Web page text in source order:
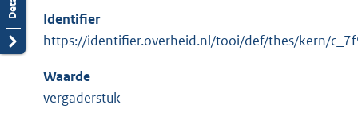
Identifier
https://identifier.overheid.nl/tooi/def/thes/kern/
Waarde
vergaderstuk